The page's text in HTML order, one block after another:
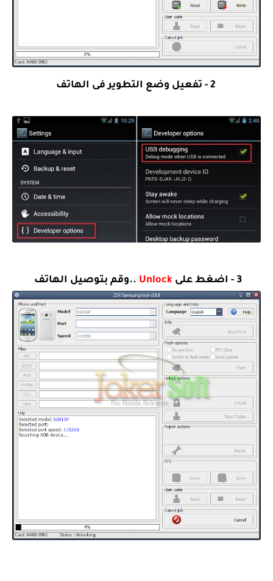
2 - تفعيل وضع التطوير فى الهاتف
3 - اضغط على Unlock ..وقم بتوصيل الهاتف